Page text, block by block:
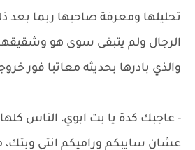
تحليلها ومعرفة صاحبها ربما بعد
الرجال ولم يتبقى سوى هو
والذي بادرها بحديثه معاتبا فور
- عاجبك كدة يا بت ابوي، الناس كلها
عشان سايبكم وراميكم انتي وبتك،